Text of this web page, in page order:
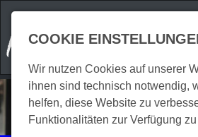
COOKIE
Wir nutzen Cookies auf unserer
ihnen sind technisch notwendig,
helfen, diese Website zu
Funktionalitäten zur Verfügung